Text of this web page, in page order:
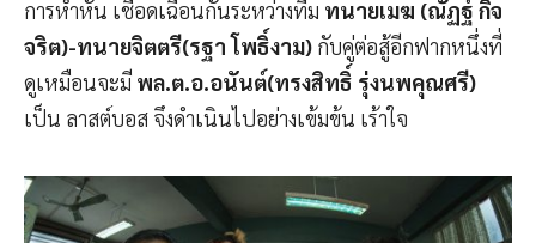
การห้ำหั่น เชือดเฉือนกันระหว่างทีม ทนายเมฆ (ณัฏฐ์ กิจ
จริต)-ทนายจิตตรี(รฐา โพธิ์งาม) กับคู่ต่อสู้อีกฟากหนึ่งที่
ดูเหมือนจะมี พล.ต.อ.อนันต์(ทรงสิทธิ์ รุ่งนพคุณศรี)
เป็น ลาสต์บอส จึงดำเนินไปอย่างเข้มข้น เร้าใจ